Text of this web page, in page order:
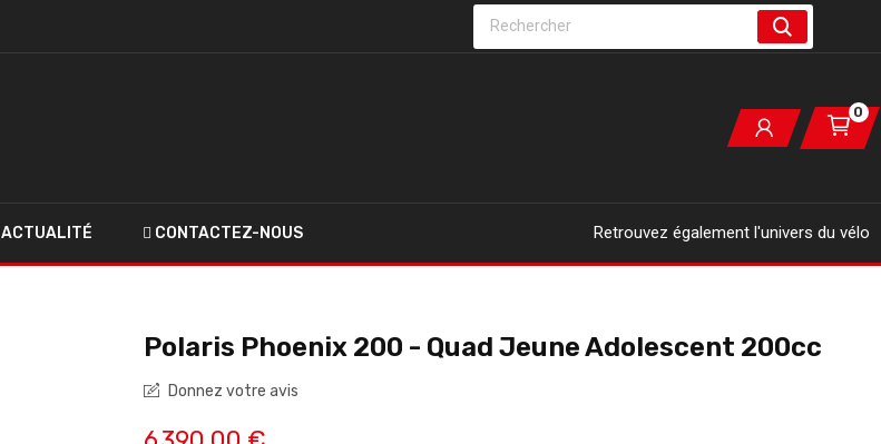
0
ACTUALITÉ CONTACTEZ-NOUS Retrouvez également l'univers du vélo
Polaris Phoenix 200 - Quad Jeune Adolescent 200cc
Donnez votre avis